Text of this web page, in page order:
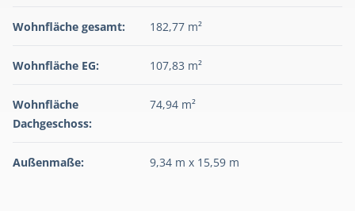
Wohnfläche gesamt: 182,77 m²
Wohnfläche EG: 107,83 m²
Wohnfläche
Dachgeschoss:
74,94 m²
Außenmaße: 9,34 m x 15,59 m